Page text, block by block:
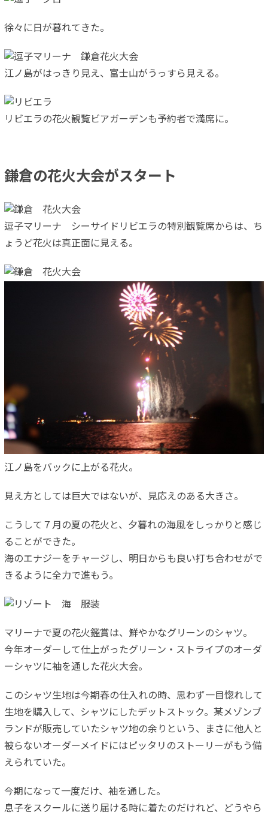
徐々に日が暮れてきた。
江ノ島がはっきり見え、富士山がうっすら見える。
リビエラの花火観覧ビアガーデンも予約者で満席に。
鎌倉の花火大会がスタート
逗子マリーナ シーサイドリビエラの特別観覧席からは、ち
ょうど花火は真正面に見える。
江ノ島をバックに上がる花火。
見え方としては巨大ではないが、見応えのある大きさ。
こうして７月の夏の花火と、夕暮れの海風をしっかりと感じ
ることができた。
海のエナジーをチャージし、明日からも良い打ち合わせがで
きるように全力で進もう。
マリーナで夏の花火鑑賞は、鮮やかなグリーンのシャツ。
今年オーダーして仕上がったグリーン・ストライプのオーダ
ーシャツに袖を通した花火大会。
このシャツ生地は今期春の仕入れの時、思わず一目惚れして
生地を購入して、シャツにしたデットストック。某メゾンブ
ランドが販売していたシャツ地の余りという、まさに他人と
被らないオーダーメイドにはピッタリのストーリーがもう備
えられていた。
今期になって一度だけ、袖を通した。
息子をスクールに送り届ける時に着たのだけれど、どうやら